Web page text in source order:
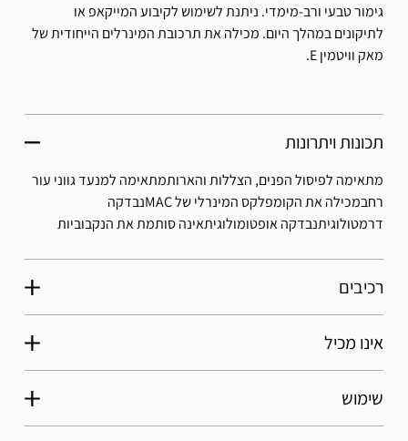
גימור טבעי ורב-מימדי. ניתנת לשימוש לקיבוע המייקאפ או
לתיקונים במהלך היום. מכילה את תרכובת המינרלים הייחודית של
מאק וויטמין E.
תכונות ויתרונות
מתאימה לפיסול הפנים, הצללות והארותמתאימה למנעד גווני עור
רחבמכילה את הקומפלקס המינרלי של MACנבדקה
דרמטולוגיתנבדקה אופטומולוגיתאינה סותמת את הנקבוביות
רכיבים
אינו מכיל
שימוש